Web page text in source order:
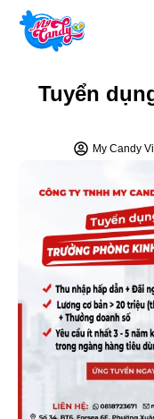
Tuyển
My Candy